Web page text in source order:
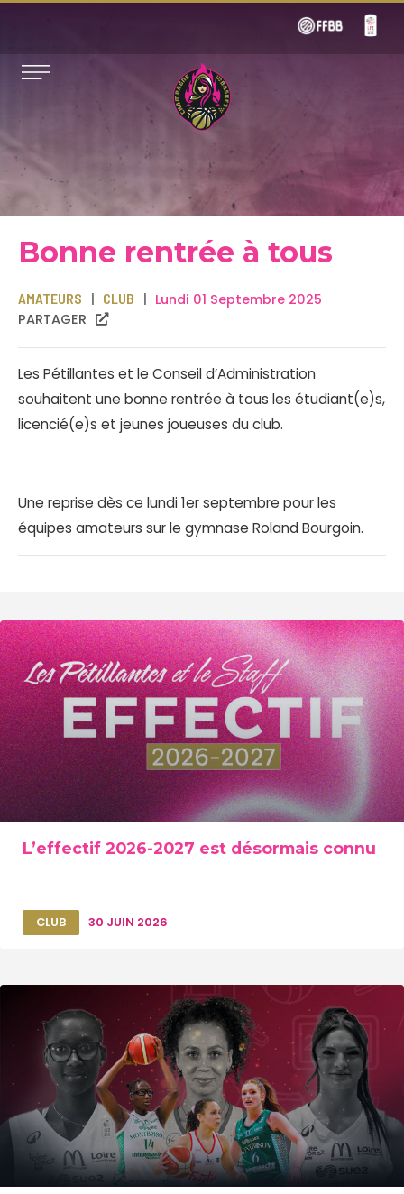
Bonne rentrée à tous
AMATEURS CLUB
Lundi 01 Septembre 2025
PARTAGER
Les Pétillantes et le Conseil d’Administration
souhaitent une bonne rentrée à tous les étudiant(e)s,
licencié(e)s et jeunes joueuses du club.
Une reprise dès ce lundi 1er septembre pour les
équipes amateurs sur le gymnase Roland Bourgoin.
L’effectif 2026-2027 est désormais connu
CLUB 30 JUIN 2026